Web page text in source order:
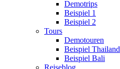
Demotrips
Beispiel 1
Beispiel 2
Tours
Demotouren
Beispiel Thailand
Beispiel Bali
Reiseblog